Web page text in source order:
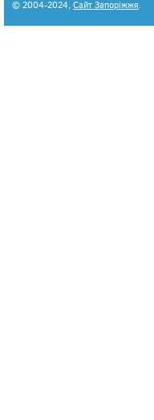
© 2004-2024, Сайт Запоріжжя.